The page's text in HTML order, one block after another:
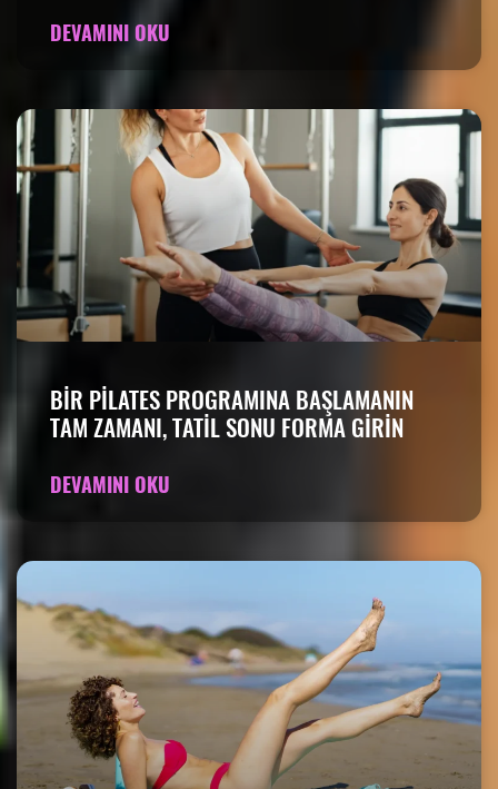
DEVAMINI OKU
BIR PILATES PROGRAMINA BAŞLAMANIN
TAM ZAMANI, TATIL SONU FORMA GIRIN
DEVAMINI OKU